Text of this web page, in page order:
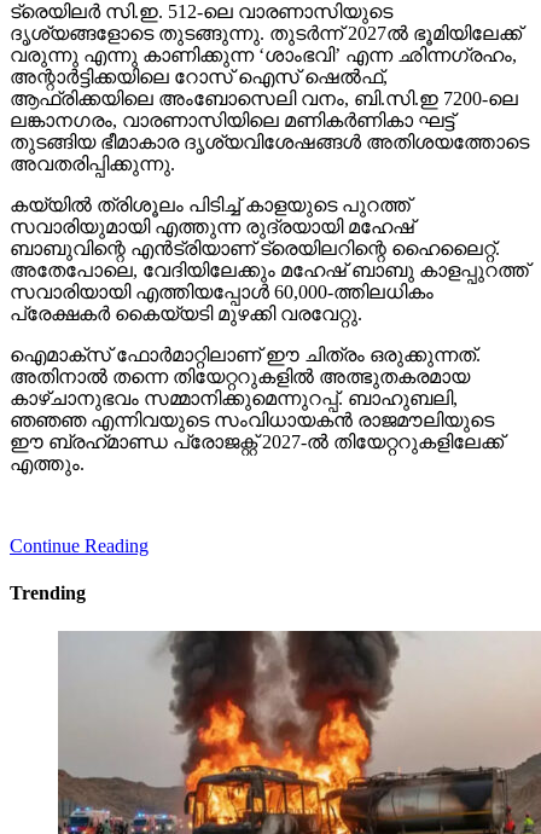
ട്രെയിലര്‍ സി.ഇ. 512-ലെ വാരണാസിയുടെ
ദൃശ്യങ്ങളോടെ തുടങ്ങുന്നു. തുടര്‍ന്ന് 2027ല്‍ ഭൂമിയിലേക്ക്
വരുന്നു എന്നു കാണിക്കുന്ന ‘ശാംഭവി’ എന്ന ഛിന്നഗ്രഹം,
അന്റാര്‍ട്ടിക്കയിലെ റോസ് ഐസ് ഷെല്‍ഫ്,
ആഫ്രിക്കയിലെ അംബോസെലി വനം, ബി.സി.ഇ 7200-ലെ
ലങ്കാനഗരം, വാരണാസിയിലെ മണികര്‍ണികാ ഘട്ട്
തുടങ്ങിയ ഭീമാകാര ദൃശ്യവിശേഷങ്ങള്‍ അതിശയത്തോടെ
അവതരിപ്പിക്കുന്നു.
കയ്യില്‍ ത്രിശൂലം പിടിച്ച് കാളയുടെ പുറത്ത്
സവാരിയുമായി എത്തുന്ന രുദ്രയായി മഹേഷ്
ബാബുവിന്റെ എന്‍ട്രിയാണ് ട്രെയിലറിന്റെ ഹൈലൈറ്റ്.
അതേപോലെ, വേദിയിലേക്കും മഹേഷ് ബാബു കാളപ്പുറത്ത്
സവാരിയായി എത്തിയപ്പോള്‍ 60,000-ത്തിലധികം
പ്രേക്ഷകര്‍ കൈയ്യടി മുഴക്കി വരവേറ്റു.
ഐമാക്‌സ് ഫോര്‍മാറ്റിലാണ് ഈ ചിത്രം ഒരുക്കുന്നത്.
അതിനാല്‍ തന്നെ തിയേറ്ററുകളില്‍ അത്ഭുതകരമായ
കാഴ്ചാനുഭവം സമ്മാനിക്കുമെന്നുറപ്പ്. ബാഹുബലി,
ഞഞഞ എന്നിവയുടെ സംവിധായകന്‍ രാജമൗലിയുടെ
ഈ ബ്രഹ്‌മാണ്ഡ പ്രോജക്റ്റ് 2027-ല്‍ തിയേറ്ററുകളിലേക്ക്
എത്തും.
Continue Reading
Trending